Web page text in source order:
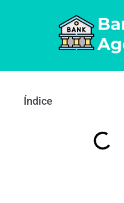
Índice